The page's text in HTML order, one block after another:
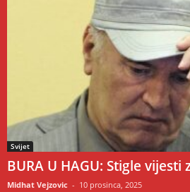
Svijet
BURA U HAGU: Stigle vijesti
Midhat Vejzovic - 10 prosinca, 2025